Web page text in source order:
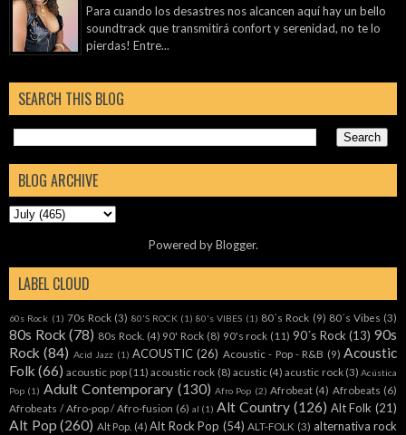
Para cuando los desastres nos alcancen aquí hay un bello
soundtrack que transmitirá confort y serenidad, no te lo
pierdas! Entre...
SEARCH THIS BLOG
BLOG ARCHIVE
Powered byBlogger.
LABEL CLOUD
60s Rock (1) 70s Rock (3) 80'S ROCK (1) 80's VIBES (1) 80´s Rock (9) 80´s Vibes (3)
80s Rock (78) 80s Rock. (4) 90' Rock (8) 90's rock (11) 90´s Rock (13) 90s
Rock (84) Acid Jazz (1) ACOUSTIC (26) Acoustic - Pop - R&B (9) Acoustic
Folk (66) acoustic pop (11) acoustic rock (8) acustic (4) acustic rock (3) Acústica
Pop (1) Adult Contemporary (130) Afro Pop (2) Afrobeat (4) Afrobeats (6)
Afrobeats / Afro-pop / Afro-fusion (6) al (1) Alt Country (126) Alt Folk (21)
Alt Pop (260) Alt Pop. (4) Alt Rock Pop (54) ALT-FOLK (3) alternativa rock